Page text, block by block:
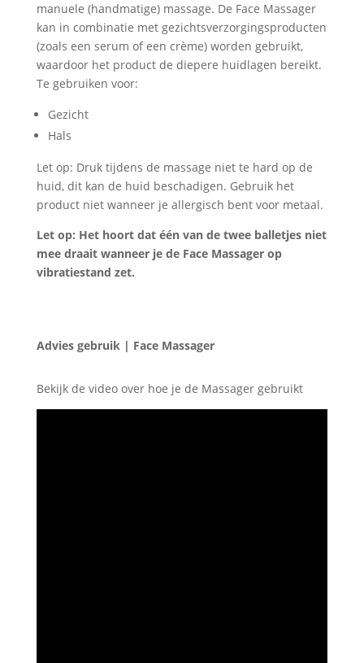
manuele (handmatige) massage. De Face Massager
kan in combinatie met gezichtsverzorgingsproducten
(zoals een serum of een crème) worden gebruikt,
waardoor het product de diepere huidlagen bereikt.
Te gebruiken voor:
Gezicht
Hals
Let op: Druk tijdens de massage niet te hard op de
huid, dit kan de huid beschadigen. Gebruik het
product niet wanneer je allergisch bent voor metaal.
Let op: Het hoort dat één van de twee balletjes niet
mee draait wanneer je de Face Massager op
vibratiestand zet.
Advies gebruik | Face Massager
Bekijk de video over hoe je de Massager gebruikt